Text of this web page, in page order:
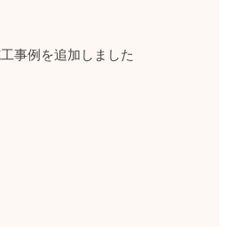
事例を追加しました